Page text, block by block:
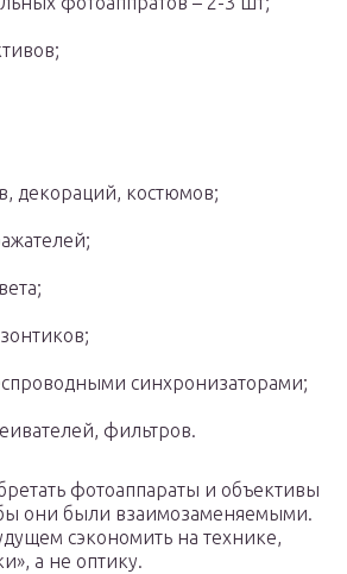
декораций, костюмов;
синхронизаторами;
фильтров.
фотоаппараты и объективы
они были взаимозаменяемыми.
сэкономить на технике,
а не оптику.